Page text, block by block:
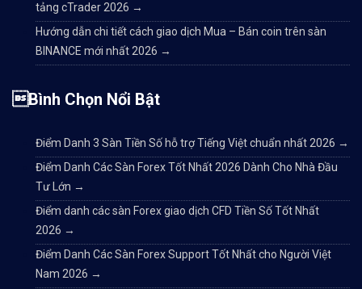
tảng cTrader 2026 →
Hướng dẫn chi tiết cách giao dịch Mua – Bán coin trên sàn
BINANCE mới nhất 2026 →
Bình Chọn Nổi Bật
Điểm Danh 3 Sàn Tiền Số hỗ trợ Tiếng Việt chuẩn nhất 2026 →
Điểm Danh Các Sàn Forex Tốt Nhất 2026 Dành Cho Nhà Đầu
Tư Lớn →
Điểm danh các sàn Forex giao dịch CFD Tiền Số Tốt Nhất
2026 →
Điểm Danh Các Sàn Forex Support Tốt Nhất cho Người Việt
Nam 2026 →